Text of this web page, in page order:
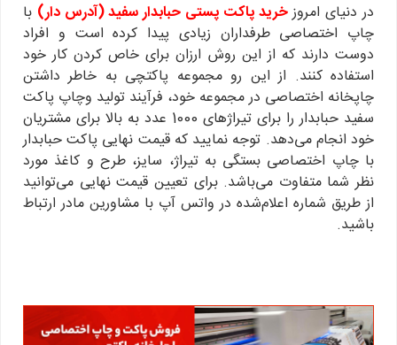
در دنیای امروزخرید پاکت پستی حبابدار سفید (آدرس‌ دار) با
چاپ اختصاصی طرفداران زیادی پیدا کرده است و افراد
دوست دارند که از این روش ارزان برای خاص کردن کار خود
استفاده کنند. از این رو مجموعه پاکتچی به خاطر داشتن
چاپخانه اختصاصی در مجموعه خود، فرآیند تولید وچاپ پاکت
سفید حبابدار را برای تیراژهای 1000 عدد به بالا برای مشتریان
خود انجام می‌دهد. توجه نمایید که قیمت نهایی پاکت حبابدار
با چاپ اختصاصی بستگی به تیراژ، سایز، طرح و کاغذ مورد
نظر شما متفاوت می‌باشد. برای تعیین قیمت نهایی می‌توانید
از طریق شماره اعلام‌شده در واتس آپ با مشاورین مادر ارتباط
باشید.